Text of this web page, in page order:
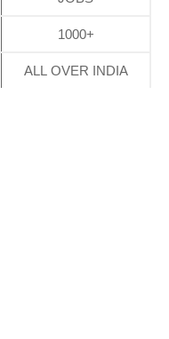
1000+
ALL OVER INDIA